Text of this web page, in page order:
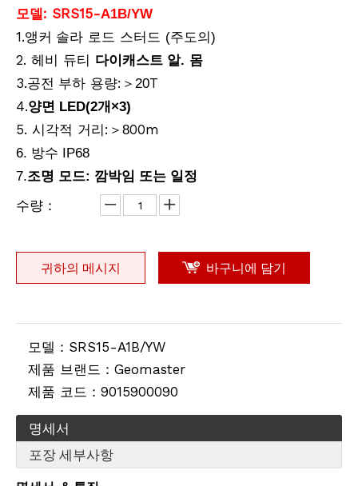
솔라 로드 스터드
솔라 로드 스터드
모델: SRS15-A1B/YW
1.앵커 솔라 로드 스터드 (주도의)
2. 헤비 듀티 다이캐스트 알. 몸
3.공전 부하 용량: ＞ 20T
4.양면 LED(2개 ×3)
5. 시각적 거리: ＞ 800m
6. 방수 IP68
7.조명 모드: 깜박임 또는 일정
수량：
귀하의 메시지 바구니에 담기
모델： SRS15-A1B/YW
제품 브랜드： Geomaster
제품 코드： 9015900090
명세서
포장 세부사항